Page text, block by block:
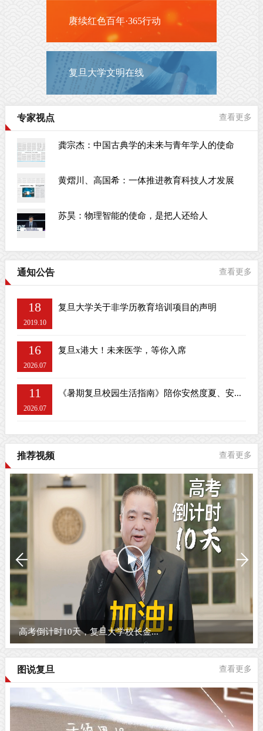
赓续红色百年·365行动
复旦大学文明在线
专家视点 查看更多
龚宗杰：中国古典学的未来与青年学人的使命
黄熠川、高国希：一体推进教育科技人才发展
苏昊：物理智能的使命，是把人还给人
通知公告 查看更多
18
2019.10
复旦大学关于非学历教育培训项目的声明
16
2026.07
复旦x港大！未来医学，等你入席
11
2026.07
《暑期复旦校园生活指南》陪你安然度夏、安...
推荐视频 查看更多
高考倒计时10天，复旦大学校长金...
图说复旦 查看更多